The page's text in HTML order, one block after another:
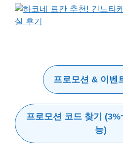
프로모션 & 이벤
프로모션 코드 찾기
능)